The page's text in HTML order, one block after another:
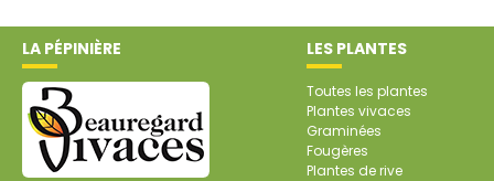
LA PÉPINIÈRE LES PLANTES
Toutes les plantes
Plantes vivaces
Graminées
Fougères
Plantes de rive